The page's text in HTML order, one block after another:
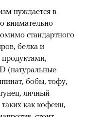
нуждается в
внимательно
стандартного
белка и
продуктами,
(натуральные
бобы, тофу,
яичный
как кофеин,